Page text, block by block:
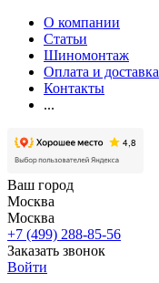
О компании
Статьи
Шиномонтаж
Оплата и доставка
Контакты
...
Ваш город
Москва
Москва
+7 (499) 288-85-56
Заказать звонок
Войти